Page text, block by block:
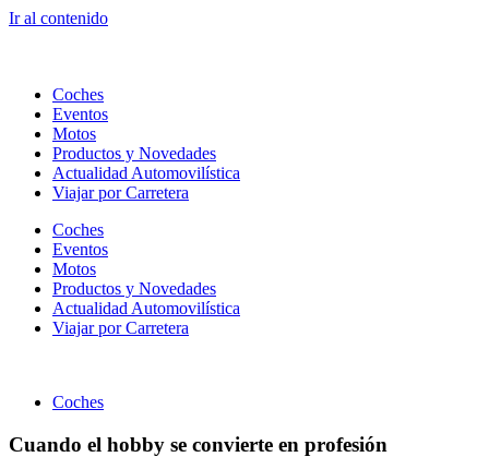
Ir al contenido
Coches
Eventos
Motos
Productos y Novedades
Actualidad Automovilística
Viajar por Carretera
Coches
Eventos
Motos
Productos y Novedades
Actualidad Automovilística
Viajar por Carretera
Coches
Cuando el hobby se convierte en profesión